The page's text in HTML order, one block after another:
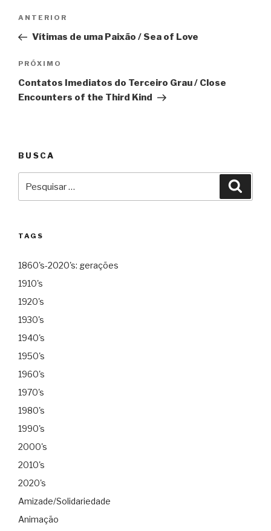
Post
Anterior
ANTERIOR
Vítimas de uma Paixão / Sea of Love
Próximo
PRÓXIMO
Contatos Imediatos do Terceiro Grau / Close
Encounters of the Third Kind
BUSCA
TAGS
1860's-2020's: gerações
1910's
1920's
1930's
1940's
1950's
1960's
1970's
1980's
1990's
2000's
2010's
2020's
Amizade/Solidariedade
Animação